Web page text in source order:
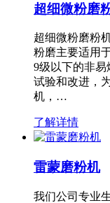
超细微粉磨
超细微粉磨粉
粉磨主要适用
9级以下的非易
试验和改进，
机，…
了解详情
雷蒙磨粉机
我们公司专业